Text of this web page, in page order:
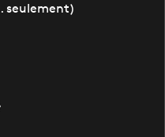
seulement)